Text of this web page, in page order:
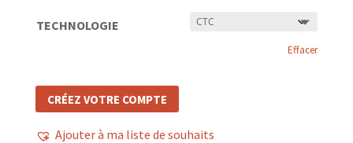
TECHNOLOGIE
Effacer
CRÉEZ VOTRE COMPTE
Ajouter à ma liste de souhaits